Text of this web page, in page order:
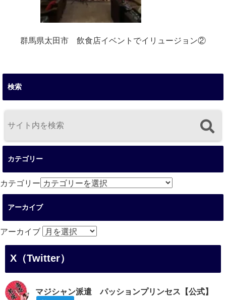
群馬県太田市 飲食店イベントでイリュージョン②
検索
カテゴリー
カテゴリー
アーカイブ
アーカイブ
X（Twitter）
マジシャン派遣 パッションプリンセス【公式】